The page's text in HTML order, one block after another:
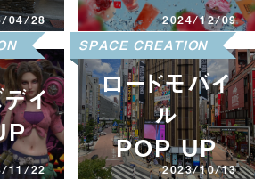
04/28 2024/12/09
11/22
イ
CAFE JACK
SPACE CREATION
2023/10/13
ロードモバイ
ル
POP UP